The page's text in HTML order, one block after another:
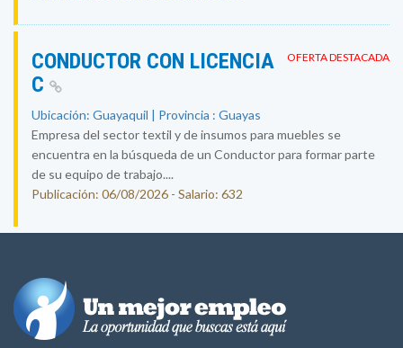
OFERTA DESTACADA
CONDUCTOR CON LICENCIA
C
Ubicación: Guayaquil | Provincia : Guayas
Empresa del sector textil y de insumos para muebles se
encuentra en la búsqueda de un Conductor para formar parte
de su equipo de trabajo....
Publicación: 06/08/2026 - Salario: 632